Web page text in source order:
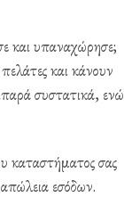
και υπαναχώρησε;
και κάνουν
συστατικά, ενώ
καταστήματος σας
εσόδων.